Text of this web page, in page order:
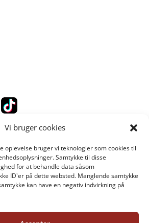
Vi bruger cookies
oplevelse bruger vi teknologier som cookies til
Samtykke til disse
for at behandle data såsom
ID'er på dette websted. Manglende samtykke
kan have en negativ indvirkning på